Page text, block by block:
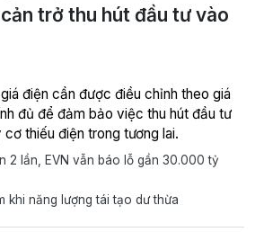
trở thu hút đầu tư vào
điện cần được điều chỉnh theo giá
đủ để đảm bảo việc thu hút đầu tư
cơ thiếu điện trong tương lai.
2 lần, EVN vẫn báo lỗ gần 30.000 tỷ
khi năng lượng tái tạo dư thừa